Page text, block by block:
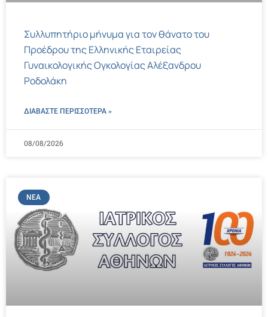
Συλλυπητήριο μήνυμα για τον θάνατο του
Προέδρου της Ελληνικής Εταιρείας
Γυναικολογικής Ογκολογίας Αλέξανδρου
Ροδολάκη
ΔΙΑΒΑΣΤΕ ΠΕΡΙΣΣΌΤΕΡΑ »
08/08/2026
ΝΈΑ